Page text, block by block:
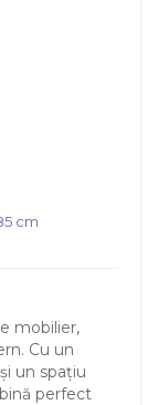
cm
mobilier,
Cu un
un spațiu
perfect